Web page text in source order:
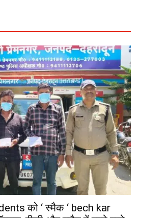
को ‘ स्मैक ‘ bech kar